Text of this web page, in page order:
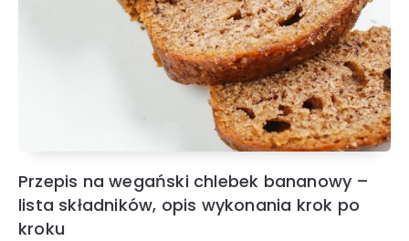
Przepis na wegański chlebek bananowy –
lista składników, opis wykonania krok po
kroku